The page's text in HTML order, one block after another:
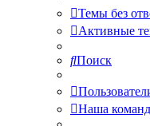
Темы без
Активные
Поиск
Наша